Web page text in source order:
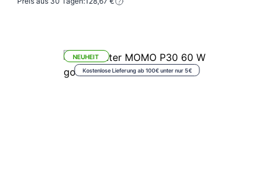
Kostenlose Lieferung ab 100€ unter nur 5€
NEUHEIT